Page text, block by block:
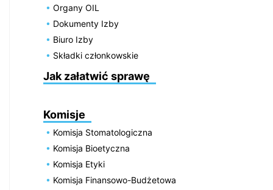
Organy OIL
Dokumenty Izby
Biuro Izby
Składki członkowskie
Jak załatwić sprawę
Komisje
Komisja Stomatologiczna
Komisja Bioetyczna
Komisja Etyki
Komisja Finansowo-Budżetowa